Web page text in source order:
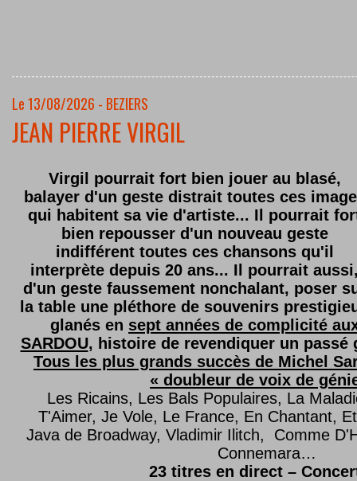
Le 13/08/2026 - BEZIERS
JEAN PIERRE VIRGIL
Virgil pourrait fort bien jouer au blasé,
balayer d'un geste distrait toutes ces
qui habitent sa vie d'artiste... Il pourrait
bien repousser d'un nouveau geste
indifférent toutes ces chansons qu'il
interprète depuis 20 ans... Il pourrait
d'un geste faussement nonchalant, poser
la table une pléthore de souvenirs
glanés en sept années de complicité
SARDOU, histoire de revendiquer un passé
Tous les plus grands succès de Michel
« doubleur de voix de
Les Ricains, Les Bals Populaires, La
T'Aimer, Je Vole, Le France, En Chantant,
Java de Broadway, Vladimir Ilitch, Comme
Connemara…
23 titres en direct –